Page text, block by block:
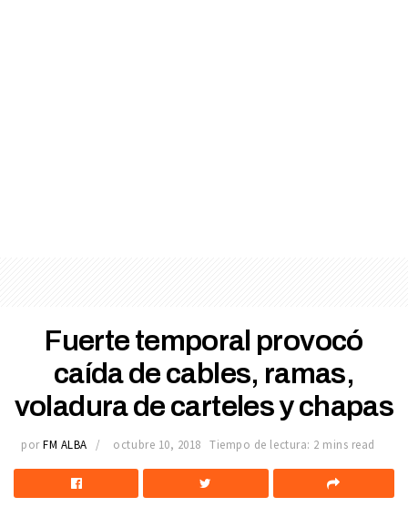
Fuerte temporal provocó
caída de cables, ramas,
voladura de carteles y chapas
por FM ALBA octubre 10, 2018 Tiempo de lectura: 2 mins read